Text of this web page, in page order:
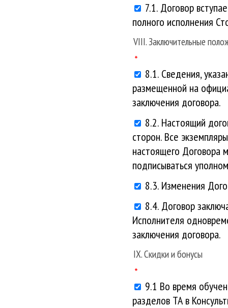
7.1. Договор
полного исполнения
VIII. Заключительные
8.1. Сведения,
размещенной на
заключения договора.
8.2. Настоящий
сторон. Все
настоящего Договора
подписываться
8.3. Изменения
8.4. Договор
Исполнителя
заключения договора.
IX. Скидки и бонусы
9.1 Во время
разделов ТА в